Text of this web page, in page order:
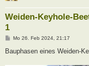
Weiden-Keyhole-
1
B
i
Mo 26. Feb 2024, 21:17
Bauphasen eines Weiden-